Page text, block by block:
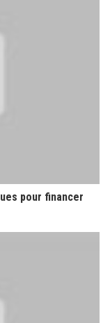
pour financer